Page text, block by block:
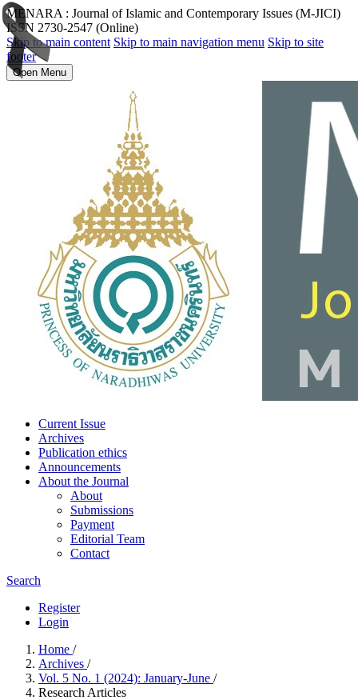
MENARA : Journal of Islamic and Contemporary Issues (M-JICI)
ISSN 2730-2547 (Online)
Skip to main content Skip to main navigation menu Skip to site
footer
Open Menu
Current Issue
Archives
Publication ethics
Announcements
About the Journal
About
Submissions
Payment
Editorial Team
Contact
Search
Register
Login
Home /
Archives /
Vol. 5 No. 1 (2024): January-June /
Research Articles